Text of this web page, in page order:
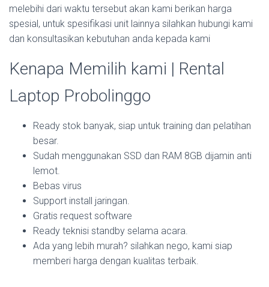
melebihi dari waktu tersebut akan kami berikan harga
spesial, untuk spesifikasi unit lainnya silahkan hubungi kami
dan konsultasikan kebutuhan anda kepada kami
Kenapa Memilih kami | Rental
Laptop Probolinggo
Ready stok banyak, siap untuk training dan pelatihan
besar.
Sudah menggunakan SSD dan RAM 8GB dijamin anti
lemot.
Bebas virus
Support install jaringan.
Gratis request software
Ready teknisi standby selama acara.
Ada yang lebih murah? silahkan nego, kami siap
memberi harga dengan kualitas terbaik.